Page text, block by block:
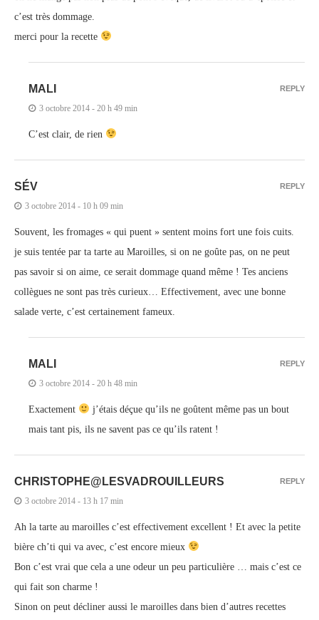
c’est très dommage.
merci pour la recette
MALI
3 octobre 2014 - 20 h 49 min
C’est clair, de rien
REPLY
SÉV
3 octobre 2014 - 10 h 09 min
Souvent, les fromages « qui puent » sentent moins fort une fois cuits.
je suis tentée par ta tarte au Maroilles, si on ne goûte pas, on ne peut
pas savoir si on aime, ce serait dommage quand même ! Tes anciens
collègues ne sont pas très curieux… Effectivement, avec une bonne
salade verte, c’est certainement fameux.
REPLY
MALI
3 octobre 2014 - 20 h 48 min
Exactement
j’étais déçue qu’ils ne goûtent même pas un bout
mais tant pis, ils ne savent pas ce qu’ils ratent !
REPLY
CHRISTOPHE@LESVADROUILLEURS
3 octobre 2014 - 13 h 17 min
Ah la tarte au maroilles c’est effectivement excellent ! Et avec la petite
bière ch’ti qui va avec, c’est encore mieux
Bon c’est vrai que cela a une odeur un peu particulière … mais c’est ce
qui fait son charme !
Sinon on peut décliner aussi le maroilles dans bien d’autres recettes
REPLY